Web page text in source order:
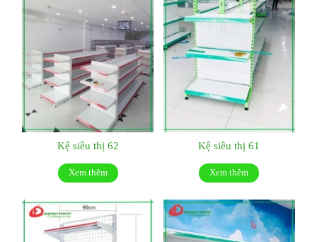
Kệ siêu thị 62
Xem thêm
Kệ siêu thị 61
Xem thêm